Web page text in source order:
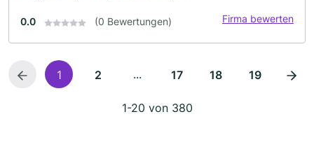
0.0 (0 Bewertungen) Firma bewerten
1 2 ... 17 18 19
1-20 von 380